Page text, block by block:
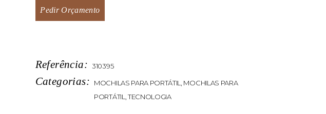
Pedir Orçamento
Referência: 310395
Categorias: MOCHILAS PARA PORTÁTIL
MOCHILAS PARA
PORTÁTIL ,TECNOLOGIA